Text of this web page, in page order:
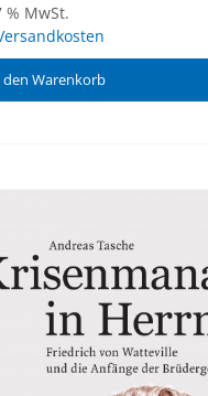
% MwSt.
den Warenkorb